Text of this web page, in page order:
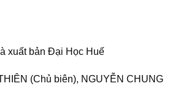
xuất bản Đại Học Huế
(Chủ biên), NGUYỄN CHUNG